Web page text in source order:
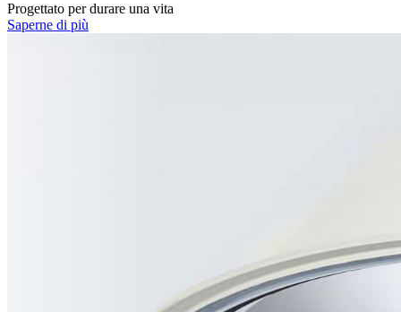
Progettato per durare una vita
Saperne di più